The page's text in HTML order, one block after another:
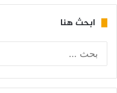
ابحث هنا